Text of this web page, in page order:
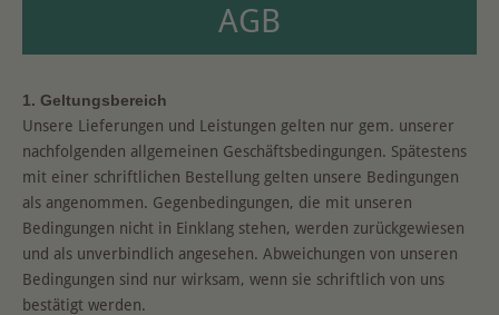
AGB
1. Geltungsbereich
Unsere Lieferungen und Leistungen gelten nur gem. unserer
nachfolgenden allgemeinen Geschäftsbedingungen. Spätestens
mit einer schriftlichen Bestellung gelten unsere Bedingungen
als angenommen. Gegenbedingungen, die mit unseren
Bedingungen nicht in Einklang stehen, werden zurückgewiesen
und als unverbindlich angesehen. Abweichungen von unseren
Bedingungen sind nur wirksam, wenn sie schriftlich von uns
bestätigt werden.